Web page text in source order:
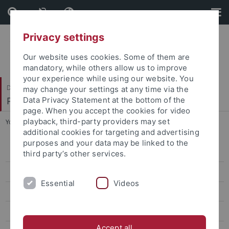
Skip
to
content
Skip
to
footer
Dezernat VI
Personal und Innere Dienste
You are here: Startseite ... Informationen für Beschäftigte
Mitteilungen
Personalabteilung
Privacy settings
Our website uses cookies. Some of them are
mandatory, while others allow us to improve
your experience while using our website. You
may change your settings at any time via the
Data Privacy Statement at the bottom of the
page. When you accept the cookies for video
playback, third-party providers may set
additional cookies for targeting and advertising
purposes and your data may be linked to the
third party’s other services.
Essential Videos